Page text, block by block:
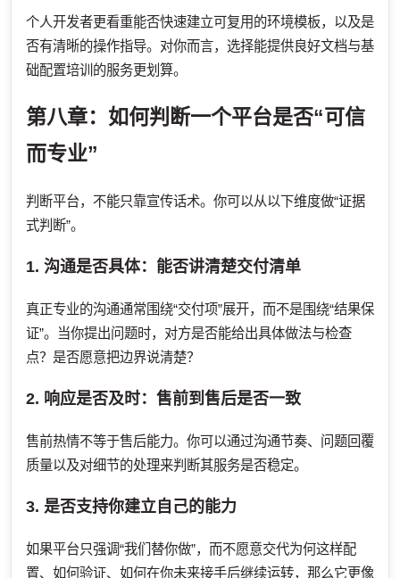
个人开发者更看重能否快速建立可复用的环境模板，以及是
否有清晰的操作指导。对你而言，选择能提供良好文档与基
础配置培训的服务更划算。
第八章：如何判断一个平台是否“可信
而专业”
判断平台，不能只靠宣传话术。你可以从以下维度做“证据
式判断”。
1. 沟通是否具体：能否讲清楚交付清单
真正专业的沟通通常围绕“交付项”展开，而不是围绕“结果保
证”。当你提出问题时，对方是否能给出具体做法与检查
点？是否愿意把边界说清楚？
2. 响应是否及时：售前到售后是否一致
售前热情不等于售后能力。你可以通过沟通节奏、问题回覆
质量以及对细节的处理来判断其服务是否稳定。
3. 是否支持你建立自己的能力
如果平台只强调“我们替你做”，而不愿意交代为何这样配
置、如何验证、如何在你未来接手后继续运转，那么它更像